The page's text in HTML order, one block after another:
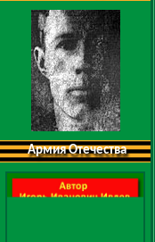
Армия Отечества